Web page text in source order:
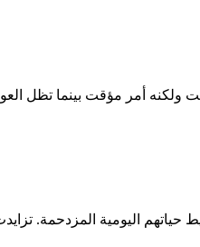
ولكنه أمر مؤقت بينما تظل
اليومية المزدحمة.